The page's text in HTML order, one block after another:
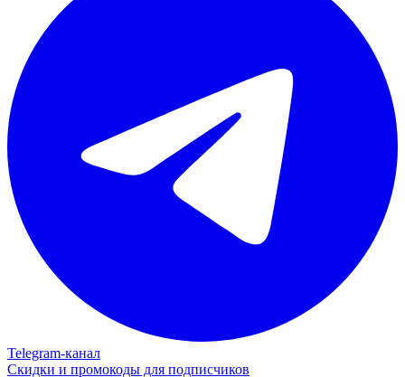
Telegram‑канал
Скидки и промокоды для подписчиков